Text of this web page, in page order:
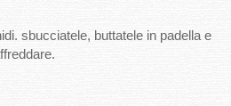
sbucciatele, buttatele in padella e